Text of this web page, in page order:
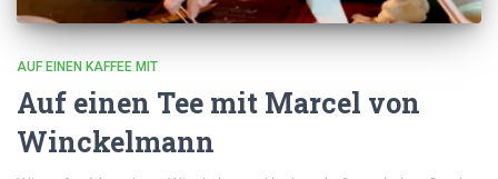
AUF EINEN KAFFEE MIT
Auf einen Tee mit Marcel von
Winckelmann